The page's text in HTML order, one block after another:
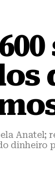
Anatel;
dinheiro